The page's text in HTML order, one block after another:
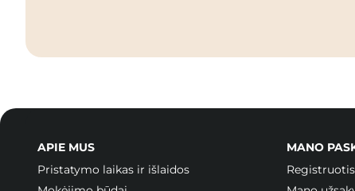
APIE MUS
Pristatymo laikas ir išlaidos
MANO
Registruotis